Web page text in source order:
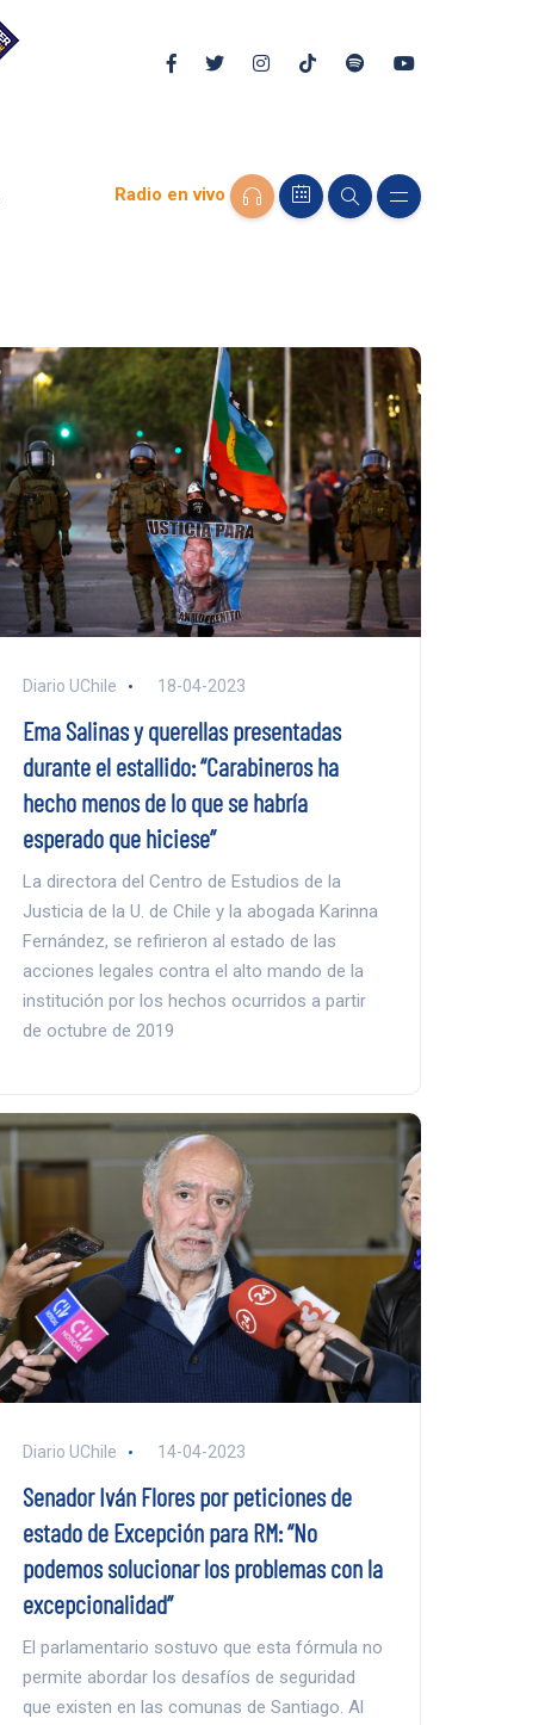
Radio en vivo
Diario UChile 18-04-2023
Ema Salinas y querellas presentadas
durante el estallido: “Carabineros ha
hecho menos de lo que se habría
esperado que hiciese”
La directora del Centro de Estudios de la
Justicia de la U. de Chile y la abogada Karinna
Fernández, se refirieron al estado de las
acciones legales contra el alto mando de la
institución por los hechos ocurridos a partir
de octubre de 2019
Diario UChile 14-04-2023
Senador Iván Flores por peticiones de
estado de Excepción para RM: “No
podemos solucionar los problemas con la
excepcionalidad”
El parlamentario sostuvo que esta fórmula no
permite abordar los desafíos de seguridad
que existen en las comunas de Santiago. Al